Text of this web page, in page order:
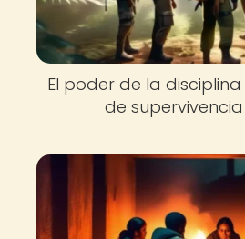
El poder de la
de